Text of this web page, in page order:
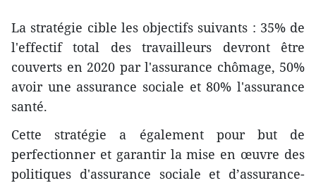
La stratégie cible les objectifs suivants : 35% de
l'effectif total des travailleurs devront être
couverts en 2020 par l'assurance chômage, 50%
avoir une assurance sociale et 80% l'assurance
santé.
Cette stratégie a également pour but de
perfectionner et garantir la mise en œuvre des
politiques d'assurance sociale et d’assurance-